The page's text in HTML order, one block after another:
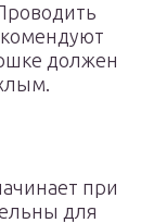
должен
при
для